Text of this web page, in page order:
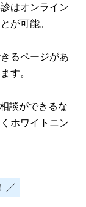
はオンライン
が可能。
るページがあ
す。
談ができるな
ホワイトニン
／